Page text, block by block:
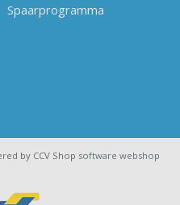
Spaarprogramma
by CCV Shop software webshop